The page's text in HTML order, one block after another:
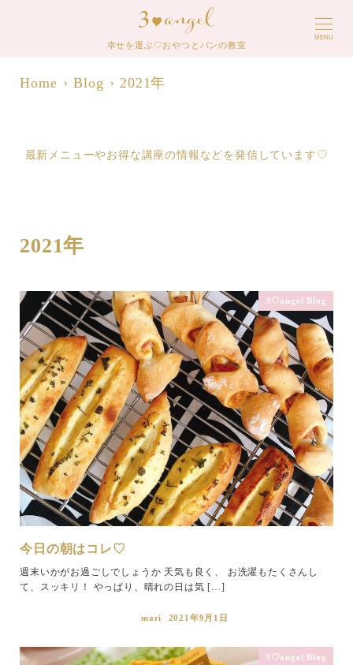
幸せを運ぶ♡おやつとパンの教室
MENU
Home Blog 2021年
最新メニューやお得な講座の情報などを発信しています♡
2021年
3♡angel Blog
今日の朝はコレ♡
週末いかがお過ごしでしょうか 天気も良く、 お洗濯もたくさんし
て、スッキリ！ やっぱり、晴れの日は気 […]
mari 2021年9月1日
3♡angel Blog